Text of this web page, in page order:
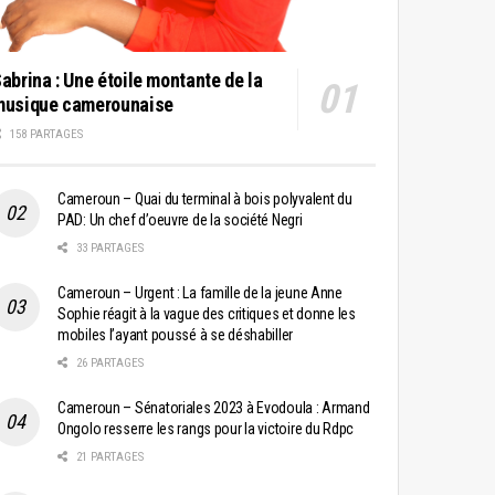
: Une étoile montante de la
camerounaise
158 PARTAGES
Cameroun – Quai du terminal à bois polyvalent du
PAD: Un chef d’oeuvre de la société Negri
33 PARTAGES
Cameroun – Urgent : La famille de la jeune Anne
Sophie réagit à la vague des critiques et donne les
mobiles l’ayant poussé à se déshabiller
26 PARTAGES
Cameroun – Sénatoriales 2023 à Evodoula : Armand
Ongolo resserre les rangs pour la victoire du Rdpc
21 PARTAGES